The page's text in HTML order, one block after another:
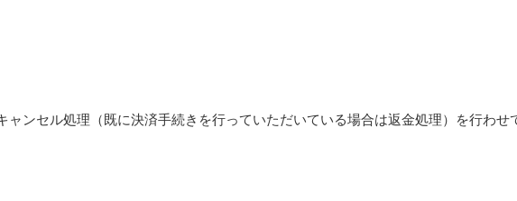
ンセル処理（既に決済手続きを行っていただいている場合は返金処理）を行わせ